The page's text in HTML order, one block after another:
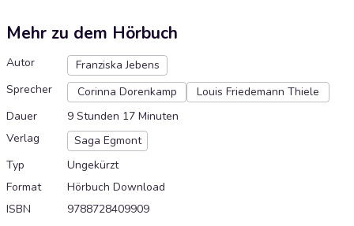
Mehr zu dem Hörbuch
Autor
Franziska Jebens
Sprecher
Corinna Dorenkamp
Louis Friedemann Thiele
Dauer
9 Stunden 17 Minuten
Verlag
Saga Egmont
Typ
Ungekürzt
Format
Hörbuch Download
ISBN
9788728409909